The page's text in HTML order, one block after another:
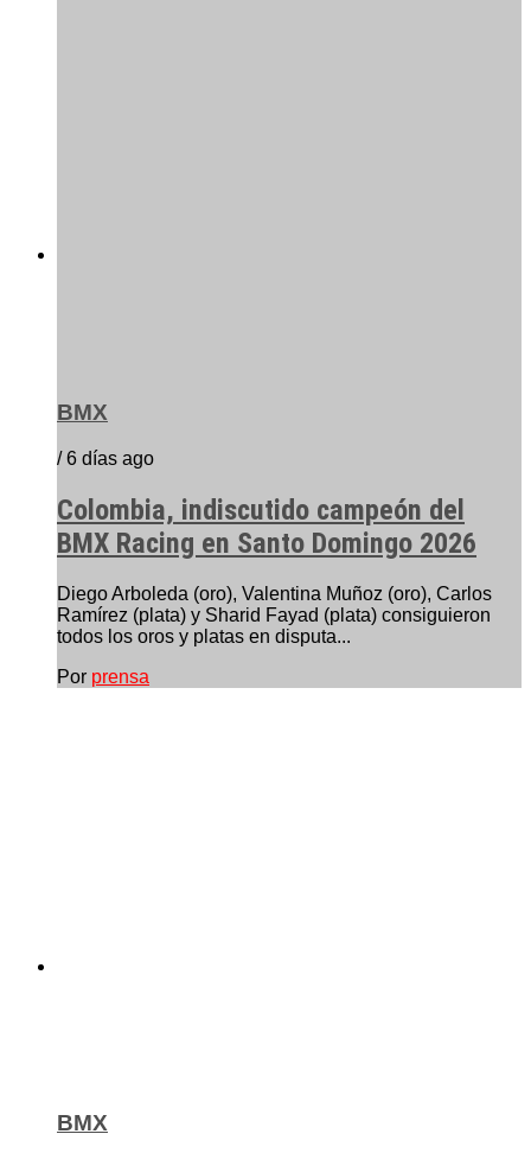
BMX
/ 6 días ago
Colombia, indiscutido campeón del
BMX Racing en Santo Domingo 2026
Diego Arboleda (oro), Valentina Muñoz (oro), Carlos
Ramírez (plata) y Sharid Fayad (plata) consiguieron
todos los oros y platas en disputa...
Por prensa
BMX